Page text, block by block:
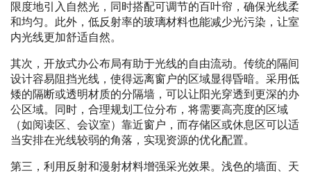
限度地引入自然光，同时搭配可调节的百叶帘，确保光线柔
和均匀。此外，低反射率的玻璃材料也能减少光污染，让室
内光线更加舒适自然。
其次，开放式办公布局有助于光线的自由流动。传统的隔间
设计容易阻挡光线，使得远离窗户的区域显得昏暗。采用低
矮的隔断或透明材质的分隔墙，可以让阳光穿透到更深的办
公区域。同时，合理规划工位分布，将需要高亮度的区域
（如阅读区、会议室）靠近窗户，而存储区或休息区可以适
当安排在光线较弱的角落，实现资源的优化配置。
第三，利用反射和漫射材料增强采光效果。浅色的墙面、天